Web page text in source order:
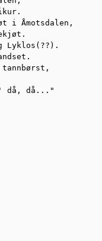
i Åmotsdalen,
Lyklos(??).
tannbørst,
då, då..."